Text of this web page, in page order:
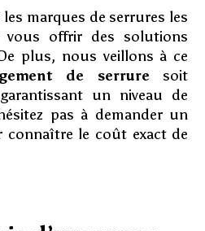
marques de serrures les
offrir des solutions
plus, nous veillons à ce
de serrure soit
un niveau de
pas à demander un
connaître le coût exact de